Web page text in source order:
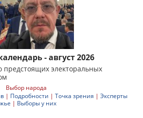
- август 2026
предстоящих электоральных
Выбор народа
| Подробности | Точка зрения | Эксперты
| Выборы у них